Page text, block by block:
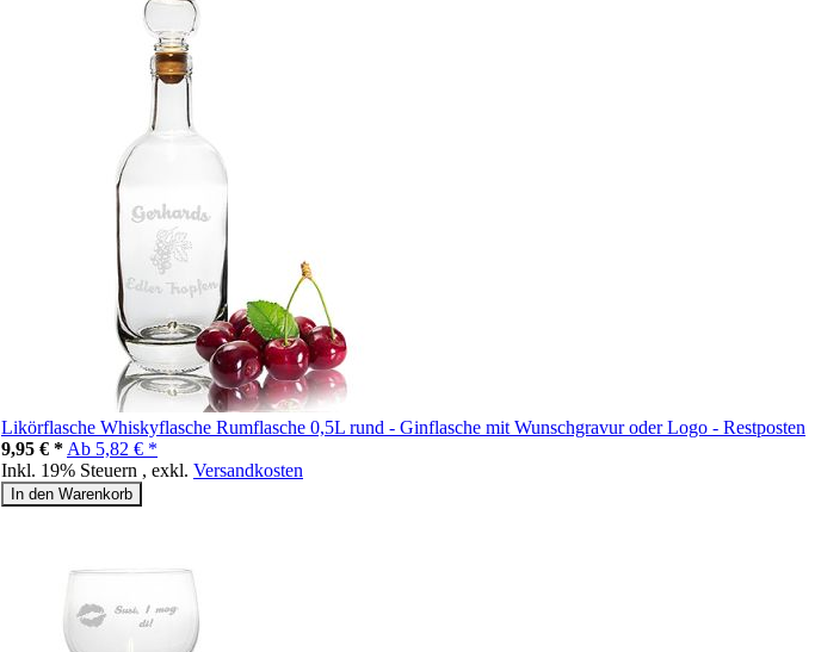
Likörflasche Whiskyflasche Rumflasche 0,5L rund - Ginflasche mit Wunschgravur oder Logo - Restposten
9,95 € * Ab 5,82 € *
Inkl. 19% Steuern , exkl. Versandkosten
In den Warenkorb